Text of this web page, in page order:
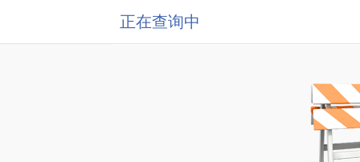
正在查询中